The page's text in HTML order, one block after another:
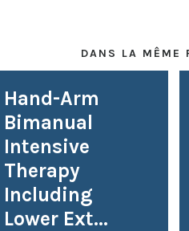
DANS LA MÊME
Hand-Arm
Bimanual
Intensive
Therapy
Including
Lower Ext...